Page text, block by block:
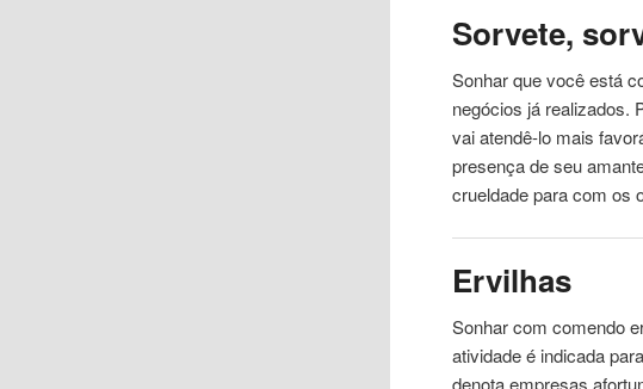
Sorvete,
Sonhar que você está
negócios já realizados.
vai atendê-lo mais
presença de seu
crueldade para com os
Ervilhas
Sonhar comcomendo
atividade é indicada
denota empresas